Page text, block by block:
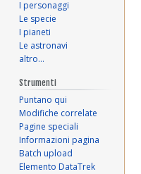
I personaggi
Le specie
I pianeti
Le astronavi
altro…
Strumenti
Puntano qui
Modifiche correlate
Pagine speciali
Informazioni pagina
Batch upload
Elemento DataTrek